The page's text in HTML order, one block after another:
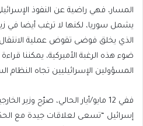
المسار، فهي راضية عن النفوذ
يشمل سوريا، لكنها لا ترغب أيضا في
الذي يخلق فوضى تقوض عملية
ضوء هذه الرغبة الأميركية، يمكننا
المسؤولين الإسرائيليين تجاه النظام
ففي 12 مايو/أيار الحالي، صرّح وزير
إسرائيل “تسعى لعلاقات جيدة مع